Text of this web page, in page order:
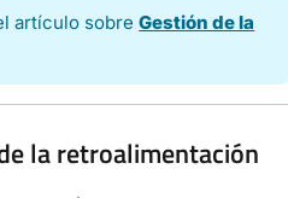
artículo sobreGestión de la
la retroalimentación